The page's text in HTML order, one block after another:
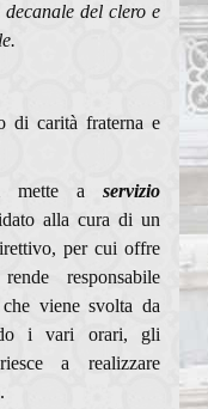
decanale del clero e
di carità fraterna e
mette a servizio
alla cura di un
per cui offre
responsabile
che viene svolta da
i vari orari, gli
a realizzare